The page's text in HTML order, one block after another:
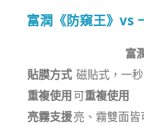
富潤《防窺王》vs
富
貼膜方式 磁貼式，一
重複使用可重複使用
亮霧支援亮、霧雙面皆